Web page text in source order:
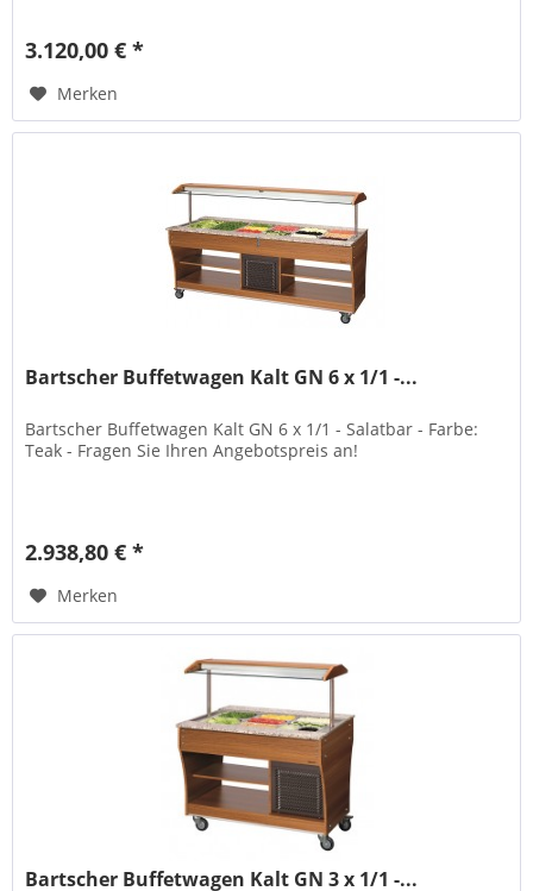
3.120,00 € *
Merken
Bartscher Buffetwagen Kalt GN 6 x 1/1 -...
Bartscher Buffetwagen Kalt GN 6 x 1/1 - Salatbar - Farbe:
Teak - Fragen Sie Ihren Angebotspreis an!
2.938,80 € *
Merken
Bartscher Buffetwagen Kalt GN 3 x 1/1 -...